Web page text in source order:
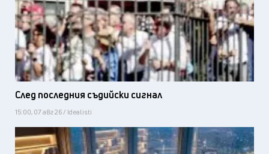
След последния съдийски сигнал
15:00, 07 авг 26 / Idealisti